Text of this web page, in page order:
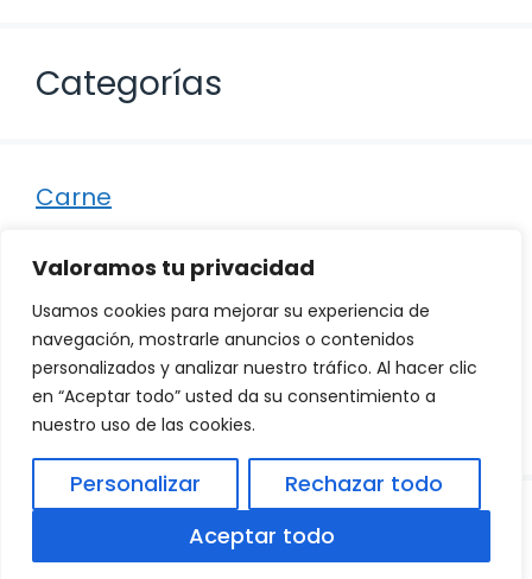
Valoramos tu privacidad
Usamos cookies para mejorar su experiencia de
navegación, mostrarle anuncios o contenidos
personalizados y analizar nuestro tráfico. Al hacer clic
en “Aceptar todo” usted da su consentimiento a
nuestro uso de las cookies.
Personalizar
Rechazar todo
Aceptar todo
Categorías
Carne
Marisco
Otro
Pescado
Recetas
Política de Privacidad Aviso Legal|
Política de Cookies